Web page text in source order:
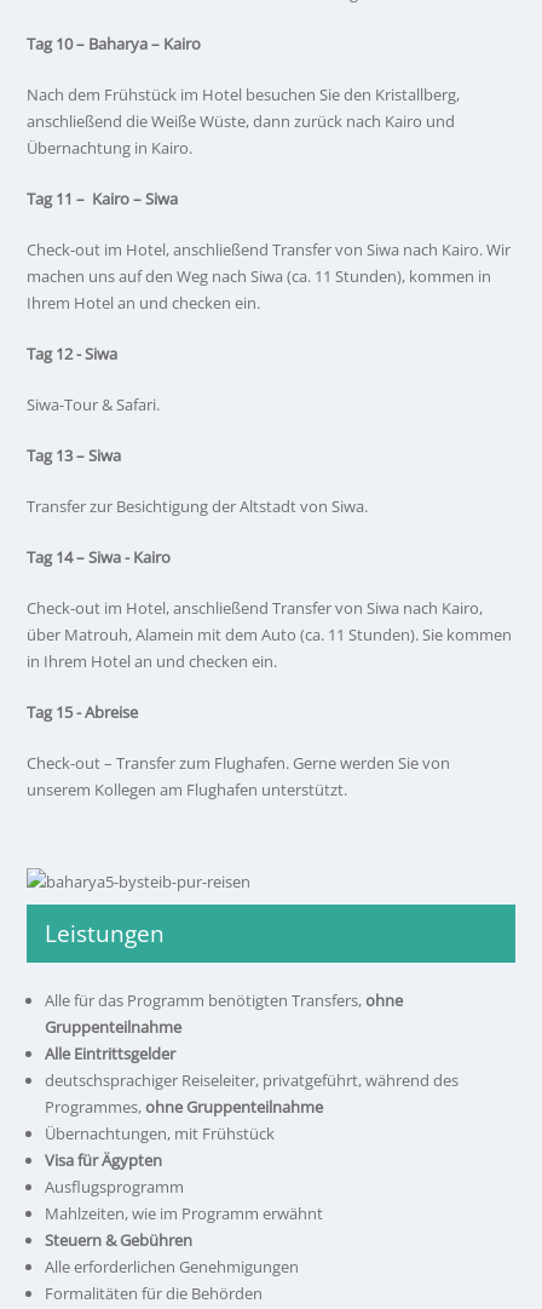
Tag 10 – Baharya – Kairo
Nach dem Frühstück im Hotel besuchen Sie den Kristallberg,
anschließend die Weiße Wüste, dann zurück nach Kairo und
Übernachtung in Kairo.
Tag 11 – Kairo – Siwa
Check-out im Hotel, anschließend Transfer von Siwa nach Kairo. Wir
machen uns auf den Weg nach Siwa (ca. 11 Stunden), kommen in
Ihrem Hotel an und checken ein.
Tag 12 - Siwa
Siwa-Tour & Safari.
Tag 13 – Siwa
Transfer zur Besichtigung der Altstadt von Siwa.
Tag 14 – Siwa - Kairo
Check-out im Hotel, anschließend Transfer von Siwa nach Kairo,
über Matrouh, Alamein mit dem Auto (ca. 11 Stunden). Sie kommen
in Ihrem Hotel an und checken ein.
Tag 15 - Abreise
Check-out – Transfer zum Flughafen. Gerne werden Sie von
unserem Kollegen am Flughafen unterstützt.
Leistungen
Alle für das Programm benötigten Transfers,ohne
Gruppenteilnahme
Alle Eintrittsgelder
deutschsprachiger Reiseleiter, privatgeführt, während des
Programmes,ohne Gruppenteilnahme
Übernachtungen, mit Frühstück
Visa für Ägypten
Ausflugsprogramm
Mahlzeiten, wie im Programm erwähnt
Steuern & Gebühren
Alle erforderlichen Genehmigungen
Formalitäten für die Behörden